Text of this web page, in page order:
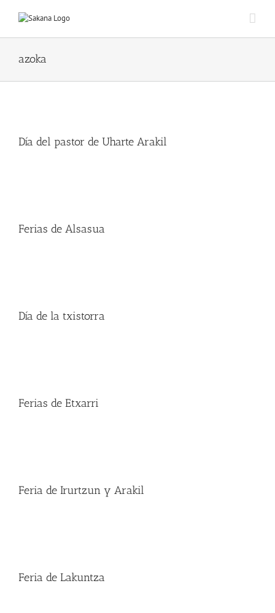
azoka
Día del pastor de Uharte Arakil
Ferias de Alsasua
Día de la txistorra
Ferias de Etxarri
Feria de Irurtzun y Arakil
Feria de Lakuntza